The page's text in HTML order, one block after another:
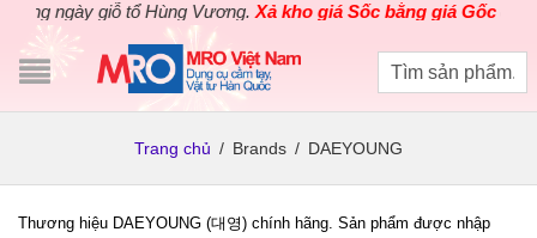
ngày giỗ tổ Hùng Vương.Xả kho giá Sốc bằng giá Gốccho
Trang chủ / Brands / DAEYOUNG
Thương hiệu DAEYOUNG (대영) chính hãng. Sản phẩm được nhập